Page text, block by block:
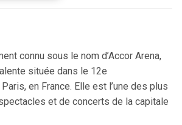
connu sous le nom d’Accor Arena,
située dans le 12e
en France. Elle est l’une des plus
et de concerts de la capitale